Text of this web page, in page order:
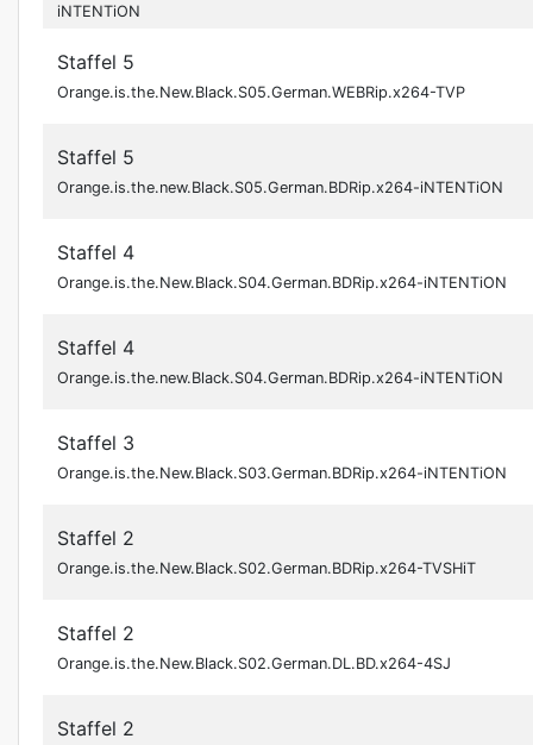
iNTENTiON
Staffel 5
Orange.is.the.New.Black.S05.German.WEBRip.x264-TVP
Staffel 5
Orange.is.the.new.Black.S05.German.BDRip.x264-iNTENTiON
Staffel 4
Orange.is.the.New.Black.S04.German.BDRip.x264-iNTENTiON
Staffel 4
Orange.is.the.new.Black.S04.German.BDRip.x264-iNTENTiON
Staffel 3
Orange.is.the.New.Black.S03.German.BDRip.x264-iNTENTiON
Staffel 2
Orange.is.the.New.Black.S02.German.BDRip.x264-TVSHiT
Staffel 2
Orange.is.the.New.Black.S02.German.DL.BD.x264-4SJ
Staffel 2